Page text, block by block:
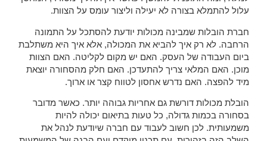
עלול להתמלא בצורה לא יעילה וליצור עומס על הצוות.
חברת הובלות שמבינה מכולות יודעת להסתכל על התמונה
הרחבה. לא רק איך להביא את המכולה, אלא איך היא משתלבת
ביום העבודה של העסק. האם יש מקום לקליטה. האם הצוות
מוכן. האם המלאי צריך להתעדכן. האם חלק מהסחורה יוצאת
מיד להפצה. האם נדרש אחסון לטווח קצר או ארוך.
הובלת מכולות דורשת גם אחריות גבוהה יותר. כאשר מדובר
בסחורה בכמות גדולה, כל טעות בתיאום יכולה להיות
משמעותית. לכן חשוב לעבוד עם חברה שיודעת לנהל את